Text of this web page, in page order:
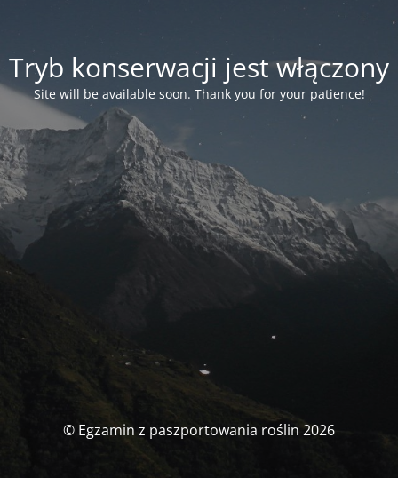
Tryb konserwacji jest włączony
Site will be available soon. Thank you for your patience!
© Egzamin z paszportowania roślin 2026